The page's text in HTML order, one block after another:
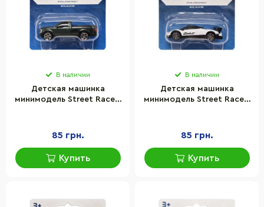
В наличии
Детская машинка
минимодель Street Racers
85 грн.
Купить
В наличии
Детская машинка
минимодель Street Racers
85 грн.
Купить